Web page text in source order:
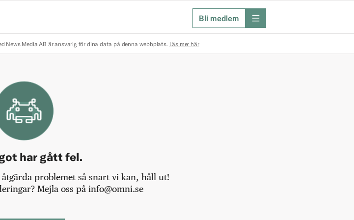
Bli medlem meny
News Media AB är ansvarig för dina data på denna webbplats. Läs mer här
har gått fel.
problemet så snart vi kan, håll ut!
Mejla oss på info@omni.se